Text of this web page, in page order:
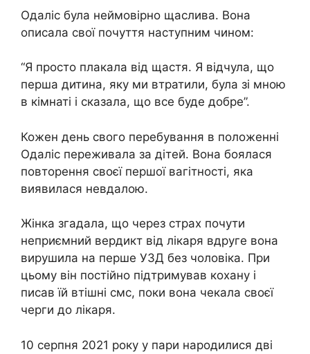
Одаліс була неймовірно щаслива. Вона
описала свої почуття наступним чином:
“Я просто плакала від щастя. Я відчула, що
перша дитина, яку ми втратили, була зі мною
в кімнаті і сказала, що все буде добре”.
Кожен день свого перебування в положенні
Одаліс переживала за дітей. Вона боялася
повторення своєї першої вагітності, яка
виявилася невдалою.
Жінка згадала, що через страх почути
неприємний вердикт від лікаря вдруге вона
вирушила на перше УЗД без чоловіка. При
цьому він постійно підтримував кохану і
писав їй втішні смс, поки вона чекала своєї
черги до лікаря.
10 серпня 2021 року у пари народилися дві